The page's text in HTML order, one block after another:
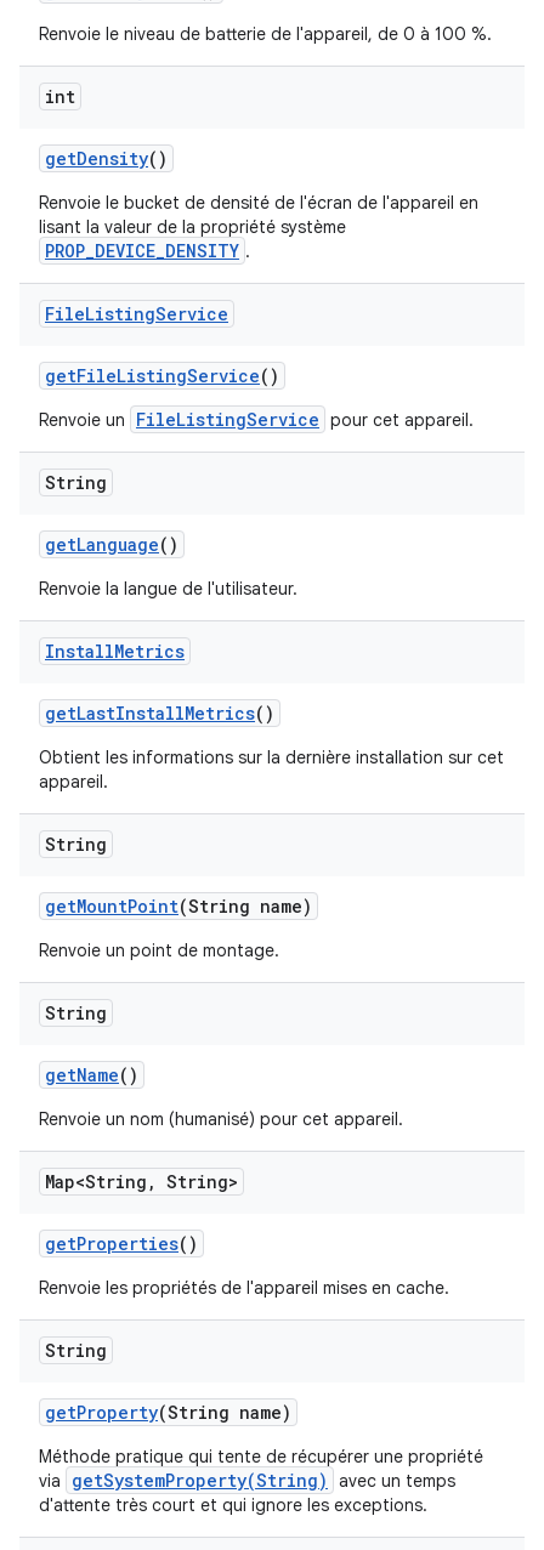
Renvoie le niveau de batterie de l'appareil, de 0 à 100 %.
int
getDensity()
Renvoie le bucket de densité de l'écran de l'appareil en
lisant la valeur de la propriété système
PROP_DEVICE_DENSITY .
FileListingService
getFileListingService()
Renvoie un FileListingService pour cet appareil.
String
getLanguage()
Renvoie la langue de l'utilisateur.
InstallMetrics
getLastInstallMetrics()
Obtient les informations sur la dernière installation sur cet
appareil.
String
getMountPoint(String name)
Renvoie un point de montage.
String
getName()
Renvoie un nom (humanisé) pour cet appareil.
Map<String , String>
getProperties()
Renvoie les propriétés de l'appareil mises en cache.
String
getProperty(String name)
Méthode pratique qui tente de récupérer une propriété
via
getSystemProperty(String)
avec un temps
d'attente très court et qui ignore les exceptions.